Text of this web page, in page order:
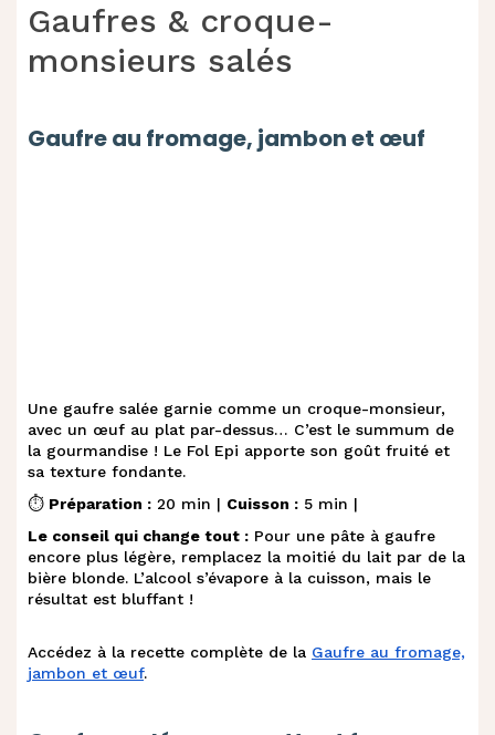
Gaufres & croque-
monsieurs salés
Gaufre au fromage, jambon et œuf
Une gaufre salée garnie comme un croque-monsieur,
avec un œuf au plat par-dessus… C’est le summum de
la gourmandise ! Le Fol Epi apporte son goût fruité et
sa texture fondante.
⏱️ Préparation : 20 min | Cuisson : 5 min |
Le conseil qui change tout : Pour une pâte à gaufre
encore plus légère, remplacez la moitié du lait par de la
bière blonde. L’alcool s’évapore à la cuisson, mais le
résultat est bluffant !
Accédez à la recette complète de la Gaufre au fromage,
jambon et œuf.